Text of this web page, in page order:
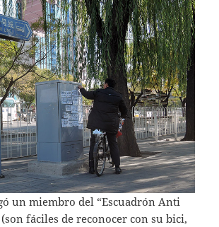
un miembro del “Escuadrón Anti
fáciles de reconocer con su bici,